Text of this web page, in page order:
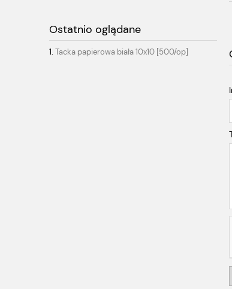
Ostatnio oglądane
Tacka papierowa biała 10x10 [500/op]